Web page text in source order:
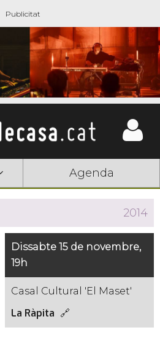
Agenda
2014
Dissabte 15 de novembre,
19h
Casal Cultural 'El Maset'
La Ràpita